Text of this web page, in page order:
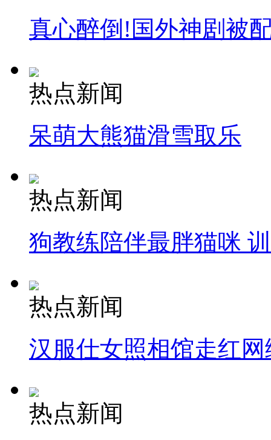
真心醉倒!国外神剧被
热点新闻
呆萌大熊猫滑雪取乐
热点新闻
狗教练陪伴最胖猫咪
热点新闻
汉服仕女照相馆走红网
热点新闻